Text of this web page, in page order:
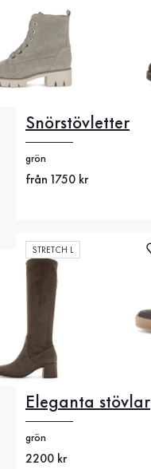
Snörstövletter
grön
Nytt pris
från 1750 kr
STRETCH L
Eleganta stövlar
grön
Nytt pris
2200 kr